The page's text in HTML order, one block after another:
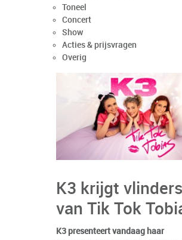
Toneel
Concert
Show
Acties & prijsvragen
Overig
K3 krijgt vlinders
van Tik Tok
K3 presenteert vandaag haar